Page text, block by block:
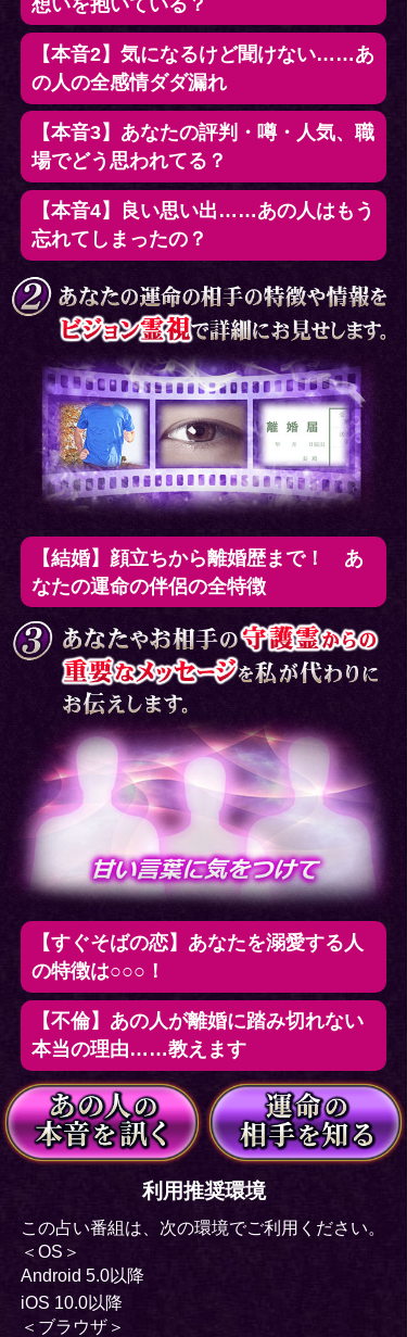
【本音2】気になるけど聞けない……あ
の人の全感情ダダ漏れ
【本音3】あなたの評判・噂・人気、職
場でどう思われてる？
【本音4】良い思い出……あの人はもう
忘れてしまったの？
【結婚】顔立ちから離婚歴まで！ あ
なたの運命の伴侶の全特徴
【すぐそばの恋】あなたを溺愛する人
の特徴は○○○！
【不倫】あの人が離婚に踏み切れない
本当の理由……教えます
利用推奨環境
この占い番組は、次の環境でご利用ください。
＜OS＞
Android 5.0以降
iOS 10.0以降
＜ブラウザ＞